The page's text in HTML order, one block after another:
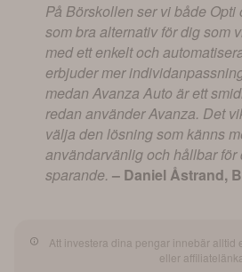
På Börskollen ser vi både Opti
som bra alternativ för dig som
med ett enkelt och
erbjuder mer
medan Avanza Auto är ett
redan använder Avanza. Det
välja den lösning som känns
användarvänlig och hållbar för
sparande. – Daniel Åstrand,
Att investera dina pengar innebär alltid
eller